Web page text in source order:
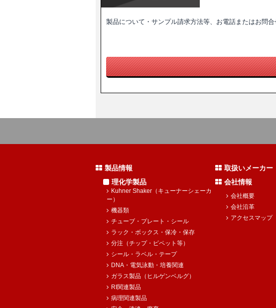
製品について・サンプル請求方法等、お電話またはお問
製品情報
理化学製品
Kuhner Shaker（キューナーシェーカ
ー）
機器類
チューブ・プレート・シール
ラック・ボックス・保冷・保存
分注（チップ・ピペット等）
シール・ラベル・テープ
DNA・電気泳動・培養関連
ガラス製品（ヒルゲンベルグ）
RI関連製品
病理関連製品
取扱いメーカー
会社情報
会社概要
会社沿革
アクセスマップ